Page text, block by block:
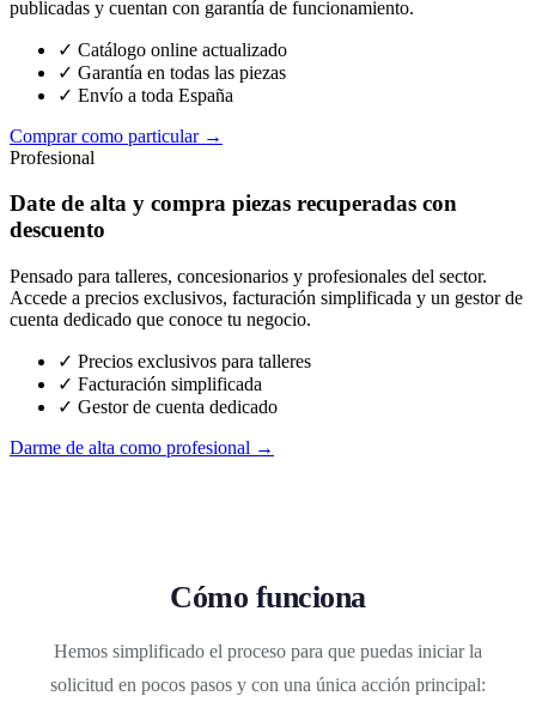
publicadas y cuentan con garantía de funcionamiento.
✓ Catálogo online actualizado
✓ Garantía en todas las piezas
✓ Envío a toda España
Comprar como particular →
Profesional
Date de alta y compra piezas recuperadas con
descuento
Pensado para talleres, concesionarios y profesionales del sector.
Accede a precios exclusivos, facturación simplificada y un gestor de
cuenta dedicado que conoce tu negocio.
✓ Precios exclusivos para talleres
✓ Facturación simplificada
✓ Gestor de cuenta dedicado
Darme de alta como profesional →
Cómo funciona
Hemos simplificado el proceso para que puedas iniciar la
solicitud en pocos pasos y con una única acción principal: